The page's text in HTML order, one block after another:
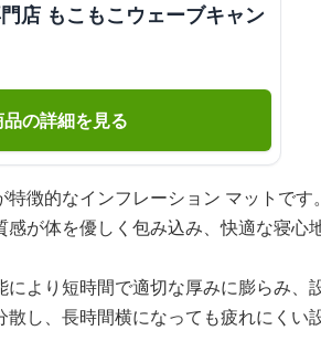
店 もこもこウェーブキャン
品の詳細を見る
徴的なインフレーション マットです。
が体を優しく包み込み、快適な寝心
により短時間で適切な厚みに膨らみ、
し、長時間横になっても疲れにくい